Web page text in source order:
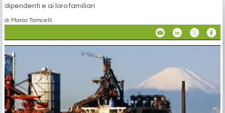
dipendenti e ai loro familiari
di Marco Torricelli